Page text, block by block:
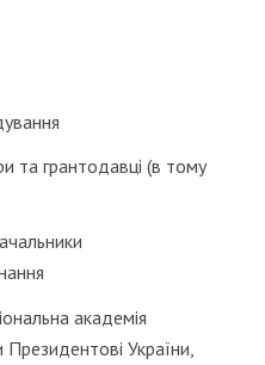
та грантодавці (в тому
академія
України,